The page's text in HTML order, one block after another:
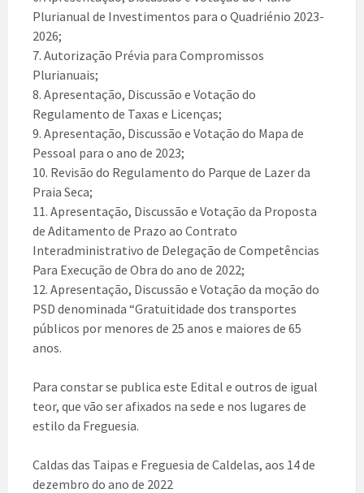
Plurianual de Investimentos para o Quadriénio 2023-
2026;
7. Autorização Prévia para Compromissos
Plurianuais;
8. Apresentação, Discussão e Votação do
Regulamento de Taxas e Licenças;
9. Apresentação, Discussão e Votação do Mapa de
Pessoal para o ano de 2023;
10. Revisão do Regulamento do Parque de Lazer da
Praia Seca;
11. Apresentação, Discussão e Votação da Proposta
de Aditamento de Prazo ao Contrato
Interadministrativo de Delegação de Competências
Para Execução de Obra do ano de 2022;
12. Apresentação, Discussão e Votação da moção do
PSD denominada “Gratuitidade dos transportes
públicos por menores de 25 anos e maiores de 65
anos.
Para constar se publica este Edital e outros de igual
teor, que vão ser afixados na sede e nos lugares de
estilo da Freguesia.
Caldas das Taipas e Freguesia de Caldelas, aos 14 de
dezembro do ano de 2022